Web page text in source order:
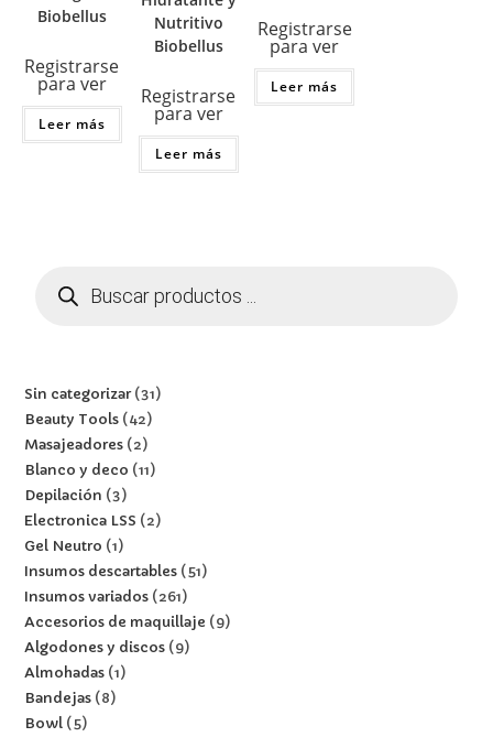
Biobellus
Registrarse
para ver
Leer más
Nutritivo
Biobellus
Registrarse
para ver
Leer más
Registrarse
para ver
Leer más
Sin categorizar 31
Beauty Tools 42
Masajeadores 2
Blanco y deco
11
Depilación
3
Electronica LSS
2
Gel Neutro
1
Insumos descartables 51
Insumos variados 261
Accesorios de maquillaje
9
Algodones y discos 9
Almohadas 1
Bandejas 8
Bowl 5